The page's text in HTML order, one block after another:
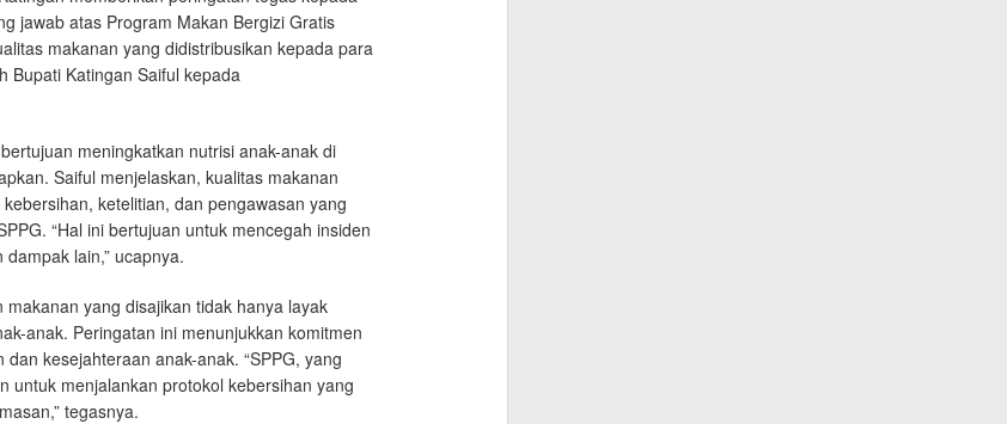
jawab atas Program Makan Bergizi Gratis
makanan yang didistribusikan kepada para
Bupati Katingan Saiful kepada
meningkatkan nutrisi anak-anak di
Saiful menjelaskan, kualitas makanan
ketelitian, dan pengawasan yang
“Hal ini bertujuan untuk mencegah insiden
lain,” ucapnya.
yang disajikan tidak hanya layak
anak. Peringatan ini menunjukkan komitmen
kesejahteraan anak-anak. “SPPG, yang
untuk menjalankan protokol kebersihan yang
tegasnya.